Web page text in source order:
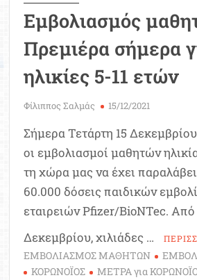
Εμβολιασμός
Πρεμιέρα σήμερα
ηλικίες 5-11 ετών
Φίλιππος Σαλμάς 15/12/2021
Σήμερα Τετάρτη 15
οι εμβολιασμοί μαθητών
τη χώρα μας να έχει
60.000 δόσεις παιδικών
εταιρειών Pfizer/BioNTec. Από
Δεκεμβρίου, χιλιάδες …
ΕΜΒΟΛΙΑΣΜΟΣ ΜΑΘΗΤΩΝ
ΚΟΡΩΝΟΪΟΣ
ΜΕΤΡΑ για